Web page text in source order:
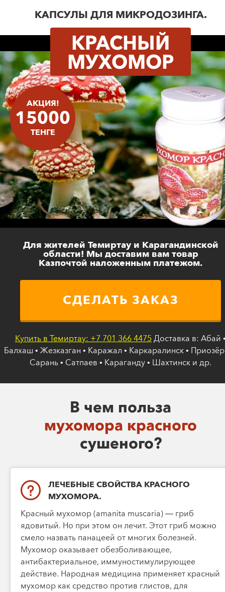
КАПСУЛЫ ДЛЯ МИКРОДОЗИНГА.
КРАСНЫЙ
МУХОМОР
АКЦИЯ!
15000
ТЕНГЕ
Для жителей Темиртау и Карагандинской
области! Мы доставим вам товар
Казпочтой наложенным платежом.
СДЕЛАТЬ ЗАКАЗ
Купить в Темиртау: +7 701 366 4475 Доставка в: Абай
Балхаш • Жезказган • Каражал • Каркаралинск •
Сарань • Сатпаев • Караганду • Шахтинск и др.
В чем польза
мухомора красного
сушеного?
ЛЕЧЕБНЫЕ СВОЙСТВА КРАСНОГО
МУХОМОРА.
Красный мухомор (amanita muscaria) — гриб
ядовитый. Но при этом он лечит. Этот гриб можно
смело назвать панацеей от многих болезней.
Мухомор оказывает обезболивающее,
антибактериальное, иммуностимулирующее
действие. Народная медицина применяет красный
мухомор как средство против глистов, для